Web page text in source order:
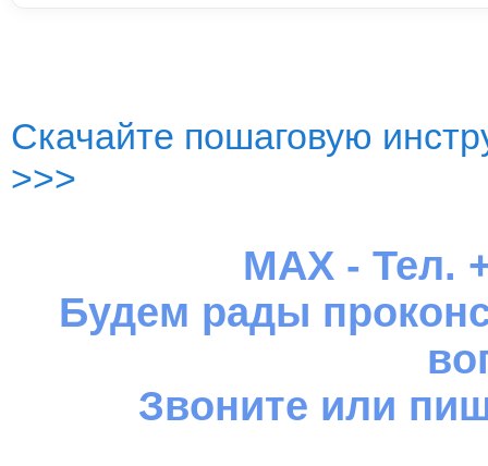
Скачайте пошаговую
>>>
MAX - Тел.
Будем рады
Звоните или